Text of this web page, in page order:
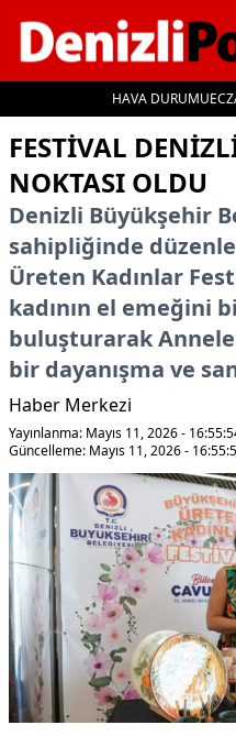
HAVA DURUMU
İçeriğe geç
FESTIVAL
NOKTASI OLDU
Denizli Büyükşehir
sahipliğinde
Üreten Kadınlar
kadının el emeğini
buluşturarak
bir dayanışma ve
Haber Merkezi
Yayınlanma: Mayıs 11, 2026 -
Güncelleme: Mayıs 11, 2026 -